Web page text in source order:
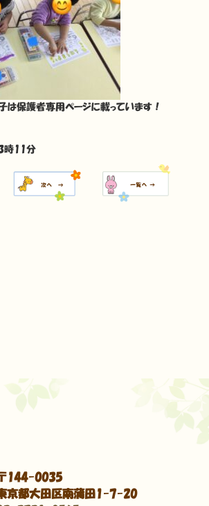
は保護者専用ページに載っています！
時11分
144-0035
京都大田区南蒲田1-7-20